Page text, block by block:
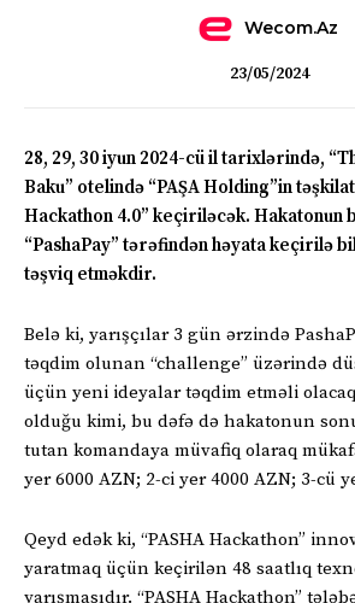
Wecom.az
23/05/2024
28, 29, 30 iyun 2024-cü il tarixlərində,
Baku” otelində “PAŞA Holding”in
Hackathon 4.0” keçiriləcək. Hakatonun
“PashaPay” tərəfindən həyata keçirilə
təşviq etməkdir.
Belə ki, yarışçılar 3 gün ərzində
təqdim olunan “challenge” üzərində
üçün yeni ideyalar təqdim etməli
olduğu kimi, bu dəfə də hakatonun
tutan komandaya müvafiq olaraq
yer 6000 AZN; 2-ci yer 4000 AZN; 3-cü
Qeyd edək ki, “PASHA Hackathon”
yaratmaq üçün keçirilən 48 saatlıq
yarışmasıdır. “PASHA Hackathon”